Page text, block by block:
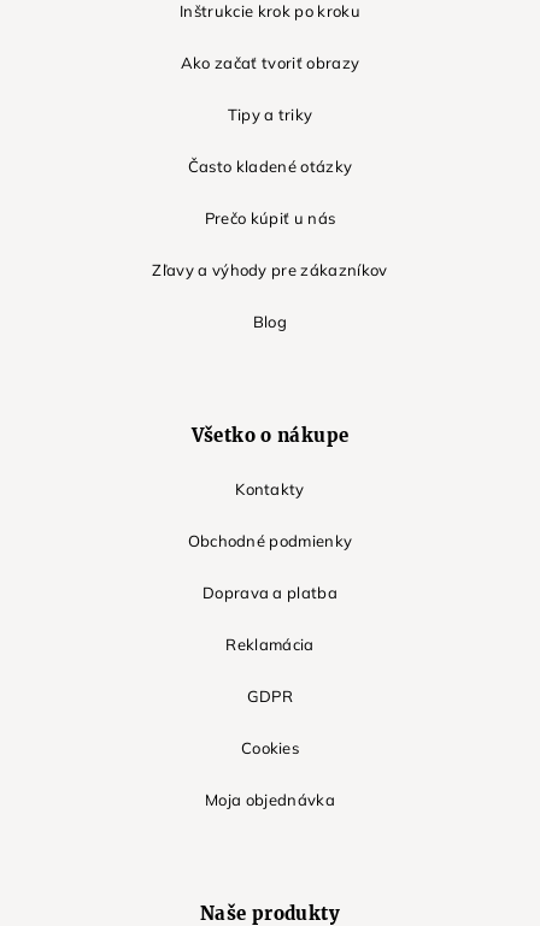
Inštrukcie krok po kroku
Ako začať tvoriť obrazy
Tipy a triky
Často kladené otázky
Prečo kúpiť u nás
Zľavy a výhody pre zákazníkov
Blog
Všetko o nákupe
Kontakty
Obchodné podmienky
Doprava a platba
Reklamácia
GDPR
Cookies
Moja objednávka
Naše produkty